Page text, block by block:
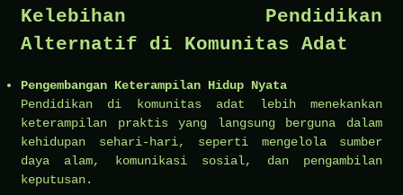
Kelebihan Pendidikan
Alternatif di Komunitas Adat
Pengembangan Keterampilan Hidup Nyata
Pendidikan di komunitas adat lebih menekankan
keterampilan praktis yang langsung berguna dalam
kehidupan sehari-hari, seperti mengelola sumber
daya alam, komunikasi sosial, dan pengambilan
keputusan.